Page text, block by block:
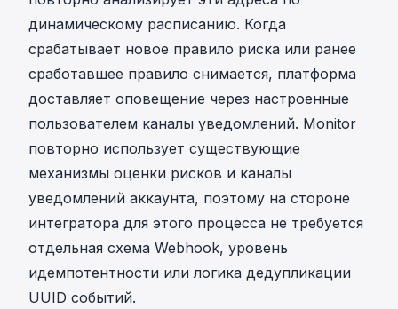
динамическому расписанию. Когда
срабатывает новое правило риска или ранее
сработавшее правило снимается, платформа
доставляет оповещение через настроенные
пользователем каналы уведомлений. Monitor
повторно использует существующие
механизмы оценки рисков и каналы
уведомлений аккаунта, поэтому на стороне
интегратора для этого процесса не требуется
отдельная схема Webhook, уровень
идемпотентности или логика дедупликации
UUID событий.